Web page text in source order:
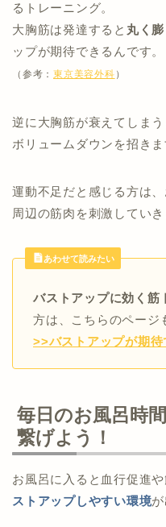
るトレーニング。
大胸筋は発達すると 丸く
ップが期待できるんです。
（参考：東京美容外科 ）
逆に大胸筋が衰えてしま
ボリュームダウンを招きま
運動不足だと感じる方は
周辺の筋肉を刺激してい
あわせて読みたい
バストアップに効く筋
方は、こちらのページ
>>バストアップが期待
毎日のお風呂時
繋げよう！
お風呂に入ると血行促進
ストアップしやすい環境が